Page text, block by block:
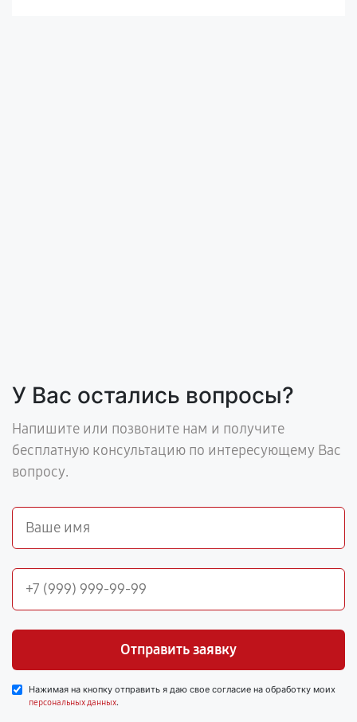
У Вас остались вопросы?
Напишите или позвоните нам и получите
бесплатную консультацию по интересующему Вас
вопросу.
Отправить заявку
Нажимая на кнопку отправить я даю свое согласие на обработку моих
персональных данных.